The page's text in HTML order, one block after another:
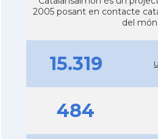
2005 posant en contacte
del món
15.319
484